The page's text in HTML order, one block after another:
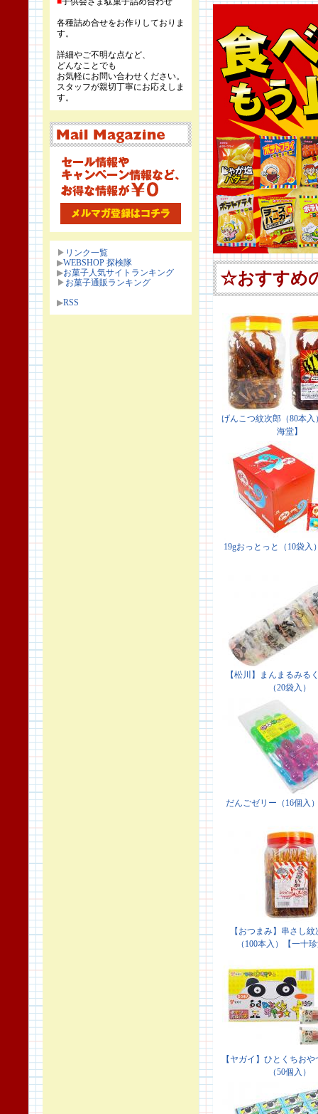
各種詰め合せをお作りしておりま
す。
詳細やご不明な点など、
どんなことでも
お気軽にお問い合わせください。
スタッフが親切丁寧にお応えしま
す。
▶ リンク一覧
▶WEBSHOP 探検隊
▶お菓子人気サイトランキング
▶ お菓子通販ランキング
▶RSS